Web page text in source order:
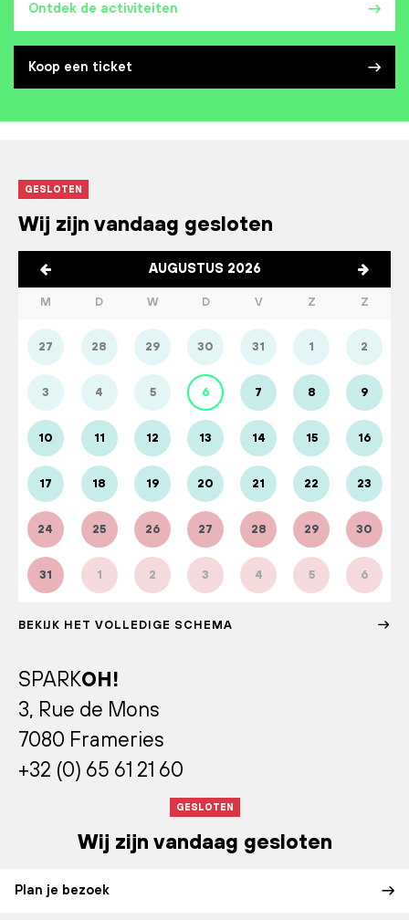
Ontdek de activiteiten
Koop een ticket
GESLOTEN
Wij zijn vandaag gesloten
AUGUSTUS 2026
M D W D V Z Z
27 28 29 30 31 1 2
3 4 5 6 7 8 9
10 11 12 13 14 15 16
17 18 19 20 21 22 23
24 25 26 27 28 29 30
31 1 2 3 4 5 6
BEKIJK HET VOLLEDIGE SCHEMA
SPARKOH!
3, Rue de Mons
7080 Frameries
+32 (0) 65 61 21 60
GESLOTEN
Wij zijn vandaag gesloten
Plan je bezoek